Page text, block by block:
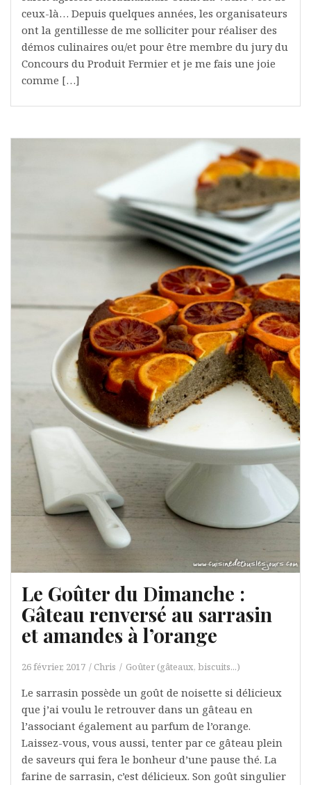
ceux-là… Depuis quelques années, les organisateurs
ont la gentillesse de me solliciter pour réaliser des
démos culinaires ou/et pour être membre du jury du
Concours du Produit Fermier et je me fais une joie
comme […]
Le Goûter du Dimanche :
Gâteau renversé au sarrasin
et amandes à l’orange
26 février, 2017 Chris Goûter (gâteaux, biscuits...)
Le sarrasin possède un goût de noisette si délicieux
que j’ai voulu le retrouver dans un gâteau en
l’associant également au parfum de l’orange.
Laissez-vous, vous aussi, tenter par ce gâteau plein
de saveurs qui fera le bonheur d’une pause thé. La
farine de sarrasin, c’est délicieux. Son goût singulier